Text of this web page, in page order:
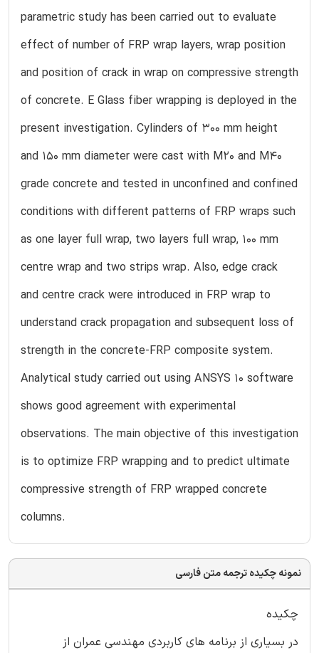
parametric study has been carried out to evaluate
effect of number of FRP wrap layers, wrap position
and position of crack in wrap on compressive strength
of concrete. E Glass fiber wrapping is deployed in the
present investigation. Cylinders of 300 mm height
and 150 mm diameter were cast with M20 and M40
grade concrete and tested in unconfined and confined
conditions with different patterns of FRP wraps such
as one layer full wrap, two layers full wrap, 100 mm
centre wrap and two strips wrap. Also, edge crack
and centre crack were introduced in FRP wrap to
understand crack propagation and subsequent loss of
strength in the concrete-FRP composite system.
Analytical study carried out using ANSYS 10 software
shows good agreement with experimental
observations. The main objective of this investigation
is to optimize FRP wrapping and to predict ultimate
compressive strength of FRP wrapped concrete
columns.
نمونه چکیده ترجمه متن فارسی
چکیده
در بسیاری از برنامه های کاربردی مهندسی عمران از